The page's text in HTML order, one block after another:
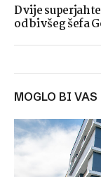
Dvije
od bivšeg šefa
MOGLO BI